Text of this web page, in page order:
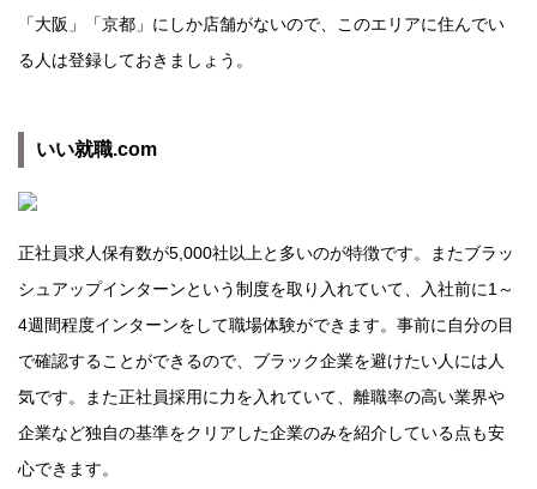
「大阪」「京都」にしか店舗がないので、このエリアに住んでい
る人は登録しておきましょう。
いい就職.com
正社員求人保有数が5,000社以上と多いのが特徴です。またブラッ
シュアップインターンという制度を取り入れていて、入社前に1～
4週間程度インターンをして職場体験ができます。事前に自分の目
で確認することができるので、ブラック企業を避けたい人には人
気です。また正社員採用に力を入れていて、離職率の高い業界や
企業など独自の基準をクリアした企業のみを紹介している点も安
心できます。